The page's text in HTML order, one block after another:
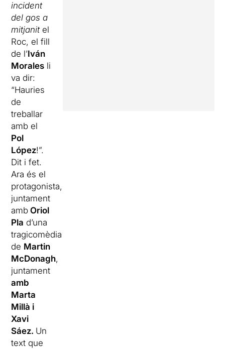
incident
del gos a
mitjanitel
Roc, el fill
de l’Iván
Morales li
va dir:
“Hauries
de
treballar
amb el
Pol
López!”.
Dit i fet.
Ara és el
protagonista,
juntament
amb Oriol
Pla d’una
tragicomèdia
de Martin
McDonagh,
juntament
amb
Marta
Millà i
Xavi
Sáez. Un
text que